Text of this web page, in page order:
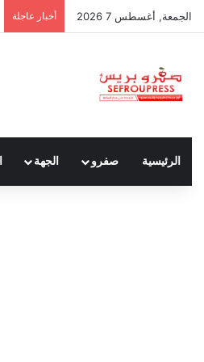
الجمعة, أغسطس 7 2026 أخبار عاجلة
الرئيسية صفرو الجهة